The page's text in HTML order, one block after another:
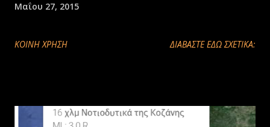
Μαΐου 27, 2015
ΚΟΙΝΉ ΧΡΉΣΗ ΔΙΑΒΑΣΤΕ ΕΔΩ ΣΧΕΤΙΚΑ: